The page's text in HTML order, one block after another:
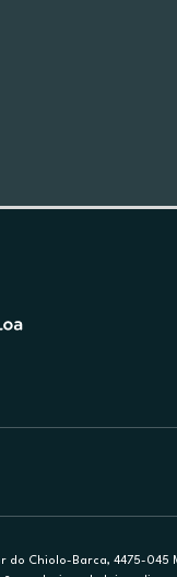
do Chiolo-Barca, 4475-045